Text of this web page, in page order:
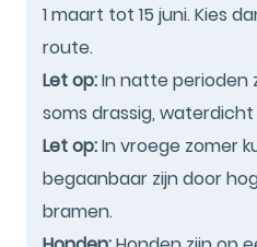
1 maart tot 15 juni. Kies
route.
Let op:In natte perioden
soms drassig,
Let op:In vroege zomer
begaanbaar zijn door
bramen.